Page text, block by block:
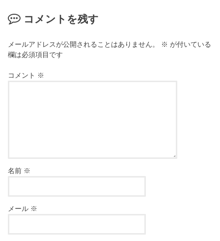
コメントを残す
メールアドレスが公開されることはありません。 ※ が付いている
欄は必須項目です
コメント ※
名前 ※
メール ※